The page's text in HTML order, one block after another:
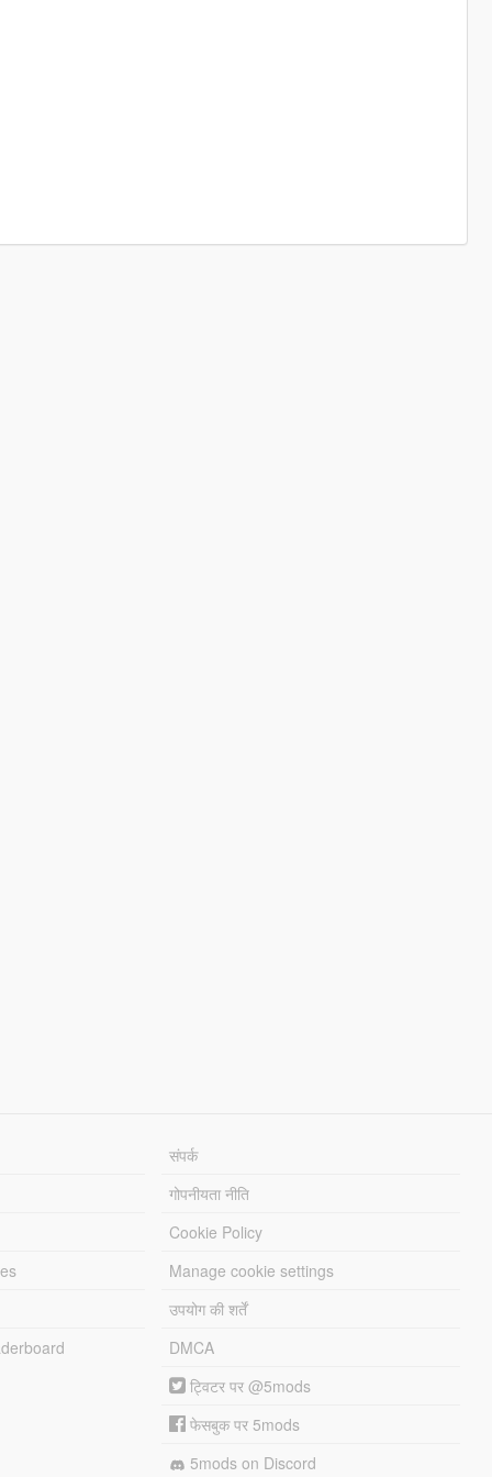
संपर्क
गोपनीयता नीति
Cookie Policy
Manage cookie settings
उपयोग की शर्तें
DMCA
ट्विटर पर @5mods
फेसबुक पर 5mods
5mods on Discord